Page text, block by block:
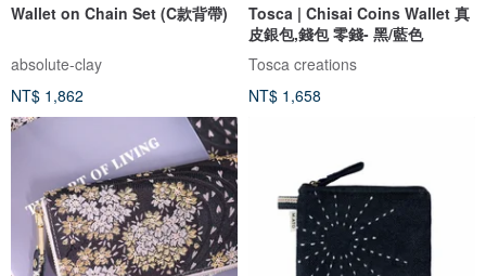
Wallet on Chain Set (C款背帶)
absolute-clay
NT$ 1,862
Tosca | Chisai Coins Wallet 真
皮銀包,錢包 零錢- 黑/藍色
Tosca creations
NT$ 1,658